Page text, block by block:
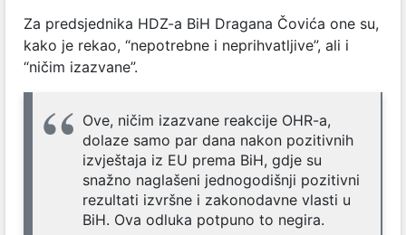
Za predsjednika HDZ-a BiH Dragana Čovića one su,
kako je rekao, “nepotrebne i neprihvatljive”, ali i
“ničim izazvane”.
Ove, ničim izazvane reakcije OHR-a,
dolaze samo par dana nakon pozitivnih
izvještaja iz EU prema BiH, gdje su
snažno naglašeni jednogodišnji pozitivni
rezultati izvršne i zakonodavne vlasti u
BiH. Ova odluka potpuno to negira.